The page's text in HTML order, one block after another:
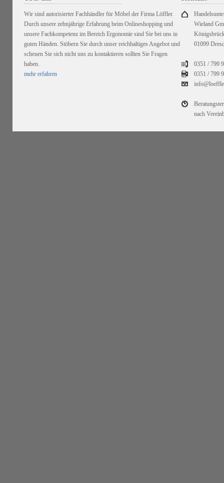
Wir sind autorisierter Fachhändler für Möbel der Firma Löffler.
Durch unsere zehnjährige Erfahrung beim Onlineshopping und
unsere Fachkompetenz im Bereich Ergonomie sind Sie bei uns in
guten Händen. Stöbern Sie durch unser reichhaltiges Angebot und
scheuen Sie sich nicht uns zu kontaktieren sollten Sie Fragen
haben.
mehr erfahren
Wieland
01099
0351 / 799
0351 /799
nach